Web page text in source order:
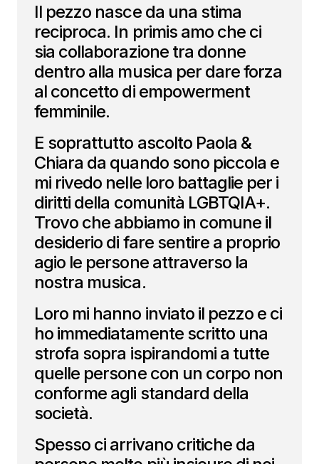
Il pezzo nasce da una stima
reciproca. In primis amo che ci
sia collaborazione tra donne
dentro alla musica per dare forza
al concetto di empowerment
femminile.
E soprattutto ascolto Paola &
Chiara da quando sono piccola e
mi rivedo nelle loro battaglie per i
diritti della comunità LGBTQIA+.
Trovo che abbiamo in comune il
desiderio di fare sentire a proprio
agio le persone attraverso la
nostra musica.
Loro mi hanno inviato il pezzo e ci
ho immediatamente scritto una
strofa sopra ispirandomi a tutte
quelle persone con un corpo non
conforme agli standard della
società.
Spesso ci arrivano critiche da